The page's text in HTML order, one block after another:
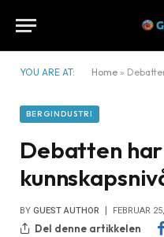
YOU ARE AT: Home »
BERGINDUSTRI
Debatten
BY GUEST AUTHOR FEBRUAR
Del denne artikkelen